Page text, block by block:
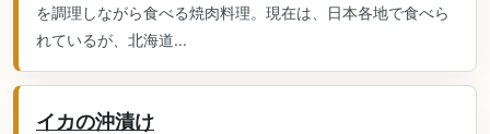
を調理しながら食べる焼肉料理。現在は、日本各地で食べら
れているが、北海道...
イカの沖漬け